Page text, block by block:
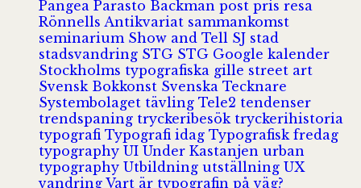
Pangea Parasto Backman post pris resa
Rönnells Antikvariat sammankomst
seminarium Show and Tell SJ stad
stadsvandring STG STG Google kalender
Stockholms typografiska gille street art
Svensk Bokkonst Svenska Tecknare
Systembolaget tävling Tele2 tendenser
trendspaning tryckeribesök tryckerihistoria
typografi Typografi idag Typografisk fredag
typography UI Under Kastanjen urban
typography Utbildning utställning UX
vandring Vart är typografin på väg?